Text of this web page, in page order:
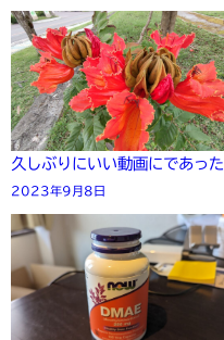
久しぶりにいい動画にであった
2023年9月8日